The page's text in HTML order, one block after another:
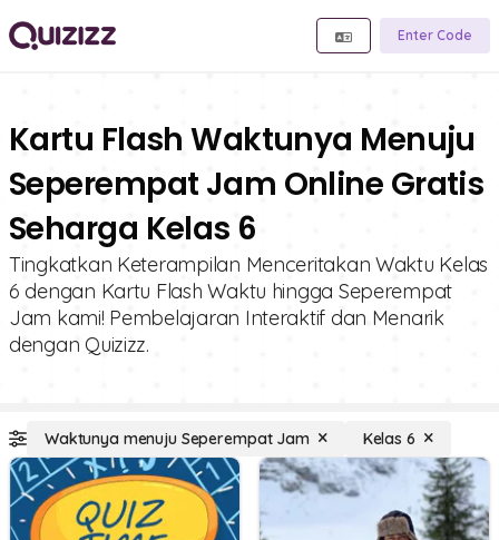
Enter Code
Kartu Flash Waktunya Menuju
Seperempat Jam Online Gratis
Seharga Kelas 6
Tingkatkan Keterampilan Menceritakan Waktu Kelas
6 dengan Kartu Flash Waktu hingga Seperempat
Jam kami! Pembelajaran Interaktif dan Menarik
dengan Quizizz.
Waktunya menuju Seperempat Jam Kelas 6